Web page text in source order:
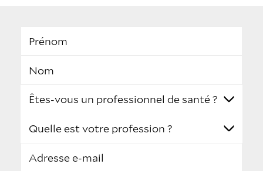
Prénom
Nom
Adresse e-mail